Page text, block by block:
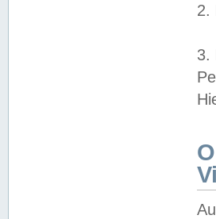
2.
3.